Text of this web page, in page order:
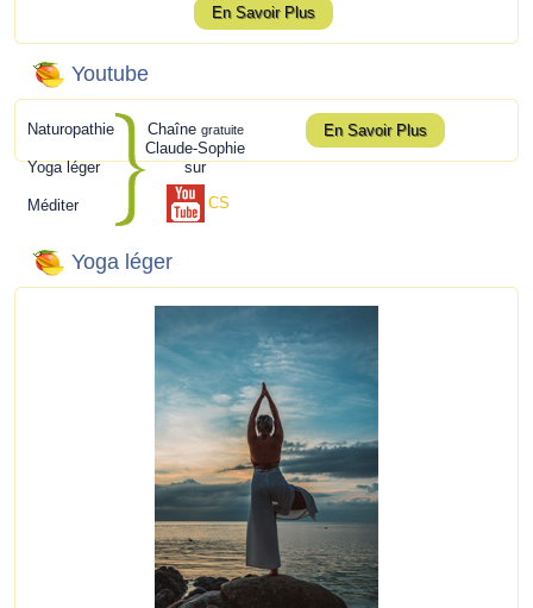
En Savoir Plus
Youtube
Naturopathie
Yoga léger
Méditer
Chaîne gratuite
Claude-Sophie
sur
CS
En Savoir Plus
Yoga léger